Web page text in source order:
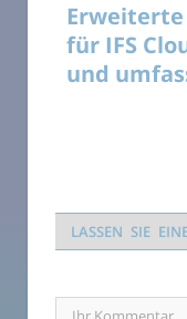
Erweiterte
für IFS
und
LASSEN SIE